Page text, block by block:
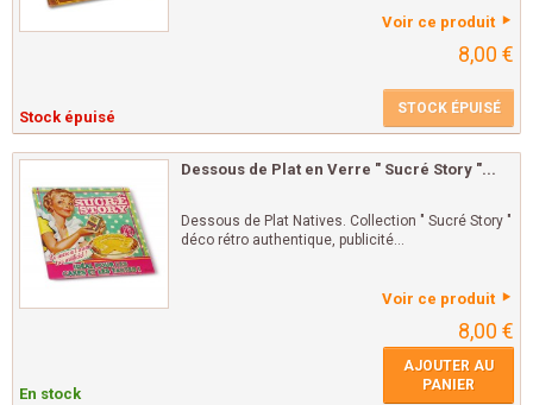
Voir ce produit
8,00 €
Stock épuisé STOCK ÉPUISÉ
Dessous de Plat en Verre " Sucré Story "...
Dessous de Plat Natives. Collection " Sucré Story "
déco rétro authentique, publicité...
Voir ce produit
8,00 €
En stock
AJOUTER AU
PANIER